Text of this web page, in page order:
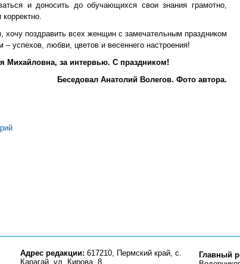
и доносить до обучающихся свои знания грамотно,
хочу поздравить всех женщин с замечательным праздником
успехов, любви, цветов и весеннего настроения!
Михайловна, за интервью. С праздником!
Беседовал Анатолий Волегов. Фото автора.
Адрес редакции: 617210, Пермский край, с.
Карагай, ул. Кирова, 8.
Главный